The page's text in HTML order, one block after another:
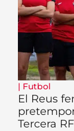
| Futbol
El Reus
Tercera